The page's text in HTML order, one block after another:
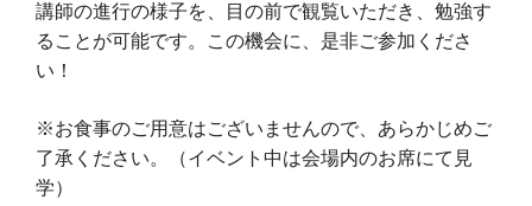
講師の進行の様子を、目の前で観覧いただき、勉強す
ることが可能です。この機会に、是非ご参加くださ
い！
※お食事のご用意はございませんので、あらかじめご
了承ください。（イベント中は会場内のお席にて見
学）